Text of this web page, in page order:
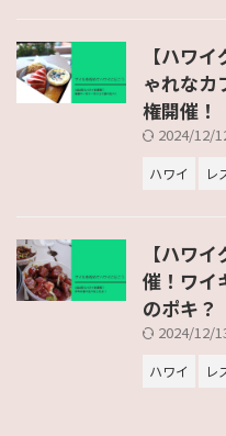
【ハワ
ゃれなカ
権開催！
2024/12/
ハワイ レ
【ハワ
催！ワイ
のポキ？
2024/12/
ハワイ レ